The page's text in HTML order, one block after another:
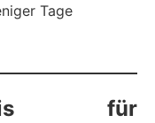
Tage
für